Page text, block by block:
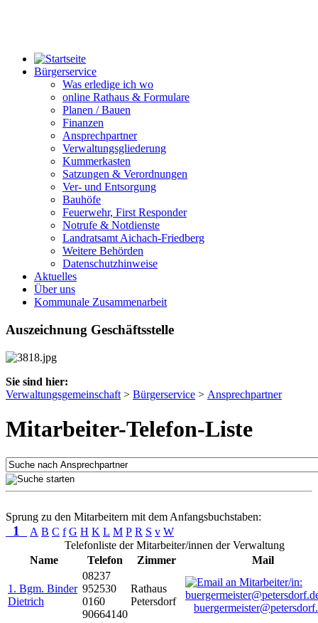
Bürgerservice
Was erledige ich wo
online Rathaus & Formulare
Planen / Bauen
Finanzen
Ansprechpartner
Verwaltungsgliederung
Kummerkasten
Satzungen & Verordnungen
Ver- und Entsorgung
Bauhöfe
Feuerwehr, First Responder
Notrufe & Notdienste
Landratsamt Aichach-Friedberg
Weitere Behörden
Datenschutzhinweise
Aktuelles
Über uns
Kommunale Zusammenarbeit
Auszeichnung Geschäftsstelle
Sie sind hier:
Verwaltungsgemeinschaft > Bürgerservice > Ansprechpartner
Mitarbeiter-Telefon-Liste
Sprung zu den Mitarbeitern mit dem Anfangsbuchstaben:
1 A B C f G H K L M P R S v W
Telefonliste der Mitarbeiter/innen der Verwaltung
Name
Telefon Zimmer Mail
1. Bgm. Binder
Dietrich
08237
952530
0160
90664140
Rathaus
Petersdorf